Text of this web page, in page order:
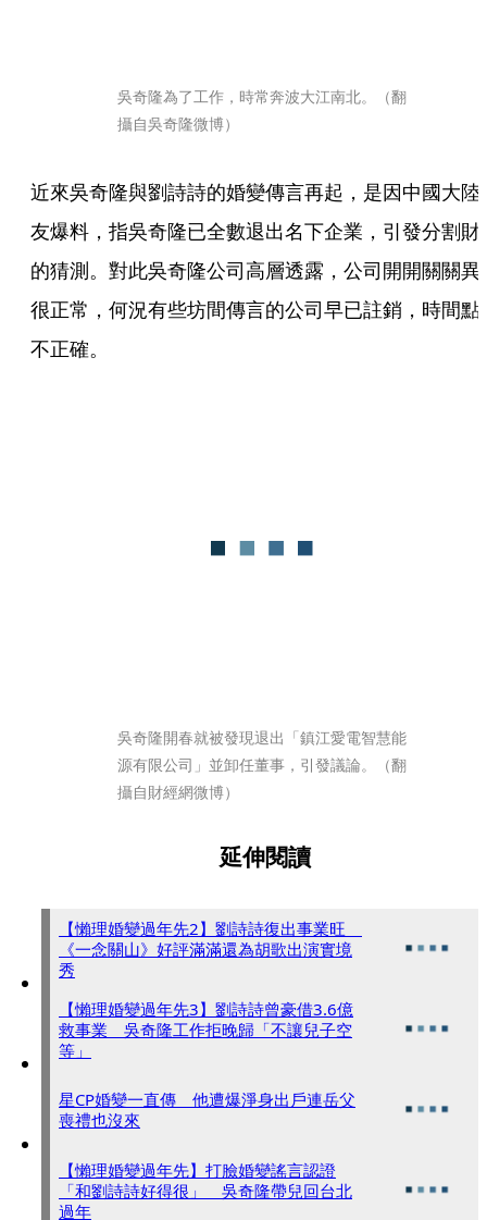
吳奇隆為了工作，時常奔波大江南北。（翻
攝自吳奇隆微博）
近來吳奇隆與劉詩詩的婚變傳言再起，是因中國大陸
友爆料，指吳奇隆已全數退出名下企業，引發分割財
的猜測。對此吳奇隆公司高層透露，公司開開關關異
很正常，何況有些坊間傳言的公司早已註銷，時間點
不正確。
吳奇隆開春就被發現退出「鎮江愛電智慧能
源有限公司」並卸任董事，引發議論。（翻
攝自財經網微博）
延伸閱讀
【懶理婚變過年先2】劉詩詩復出事業旺
《一念關山》好評滿滿還為胡歌出演實境
秀
【懶理婚變過年先3】劉詩詩曾豪借3.6億
救事業 吳奇隆工作拒晚歸「不讓兒子空
等」
星CP婚變一直傳 他遭爆淨身出戶連岳父
喪禮也沒來
【懶理婚變過年先】打臉婚變謠言認證
「和劉詩詩好得很」 吳奇隆帶兒回台北
過年